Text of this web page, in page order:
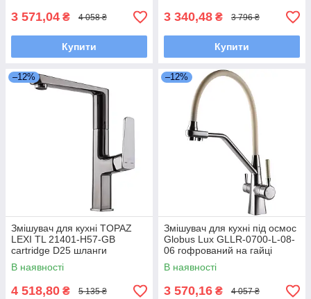
3 571,04 ₴ 4 058 ₴
Купити
3 340,48 ₴ 3 796 ₴
Купити
–12%
Змішувач для кухні TOPAZ
LEXI TL 21401-H57-GB
cartridge D25 шланги
55см,титан блиск PVD
В наявності
4 518,80 ₴ 5 135 ₴
–12%
Змішувач для кухні під осмос
Globus Lux GLLR-0700-L-08-
06 гофрований на гайці
латунь, Сталь-Бежевий
В наявності
3 570,16 ₴ 4 057 ₴